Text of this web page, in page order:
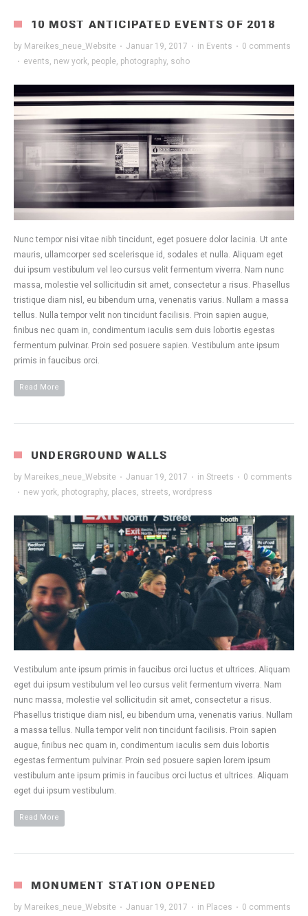
10 MOST ANTICIPATED EVENTS OF 2018
by Mareikes_neue_Website · Januar 19, 2017 · in Events · 0 comments
· events, new york, people, photography, soho
Nunc tempor nisi vitae nibh tincidunt, eget posuere dolor lacinia. Ut ante
mauris, ullamcorper sed scelerisque id, sodales et nulla. Aliquam eget
dui ipsum vestibulum vel leo cursus velit fermentum viverra. Nam nunc
massa, molestie vel sollicitudin sit amet, consectetur a risus. Phasellus
tristique diam nisl, eu bibendum urna, venenatis varius. Nullam a massa
tellus. Nulla tempor velit non tincidunt facilisis. Proin sapien augue,
finibus nec quam in, condimentum iaculis sem duis lobortis egestas
fermentum pulvinar. Proin sed posuere sapien. Vestibulum ante ipsum
primis in faucibus orci.
Read More
UNDERGROUND WALLS
by Mareikes_neue_Website · Januar 19, 2017 · in Streets · 0 comments
· new york photography, places streets wordpress
Vestibulum ante ipsum primis in faucibus orci luctus et ultrices. Aliquam
eget dui ipsum vestibulum vel leo cursus velit fermentum viverra. Nam
nunc massa, molestie vel sollicitudin sit amet, consectetur a risus.
Phasellus tristique diam nisl, eu bibendum urna, venenatis varius. Nullam
a massa tellus. Nulla tempor velit non tincidunt facilisis. Proin sapien
augue, finibus nec quam in, condimentum iaculis sem duis lobortis
egestas fermentum pulvinar. Proin sed posuere sapien lorem ipsum
vestibulum ante ipsum primis in faucibus orci luctus et ultrices. Aliquam
eget dui ipsum vestibulum.
Read More
MONUMENT STATION OPENED
by Mareikes_neue_Website · Januar 19, 2017 · in Places · 0 comments